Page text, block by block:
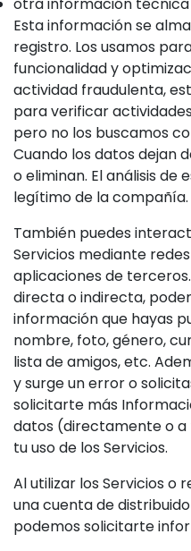
Esta información se
registro. Los usamos
funcionalidad y
actividad fraudulenta,
para verificar
pero no los buscamos
Cuando los datos dejan
o eliminan. El análisis de
legítimo de la compañía.
También puedes
Servicios mediante
aplicaciones de
directa o indirecta,
información que hayas
nombre, foto, género,
lista de amigos, etc.
y surge un error o
solicitarte más
datos (directamente o
tu uso de los Servicios.
Al utilizar los Servicios o
una cuenta de
podemos solicitarte